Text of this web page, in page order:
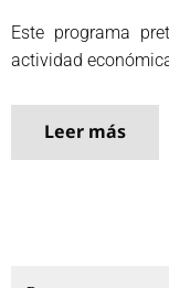
Este programa
actividad
Leer más